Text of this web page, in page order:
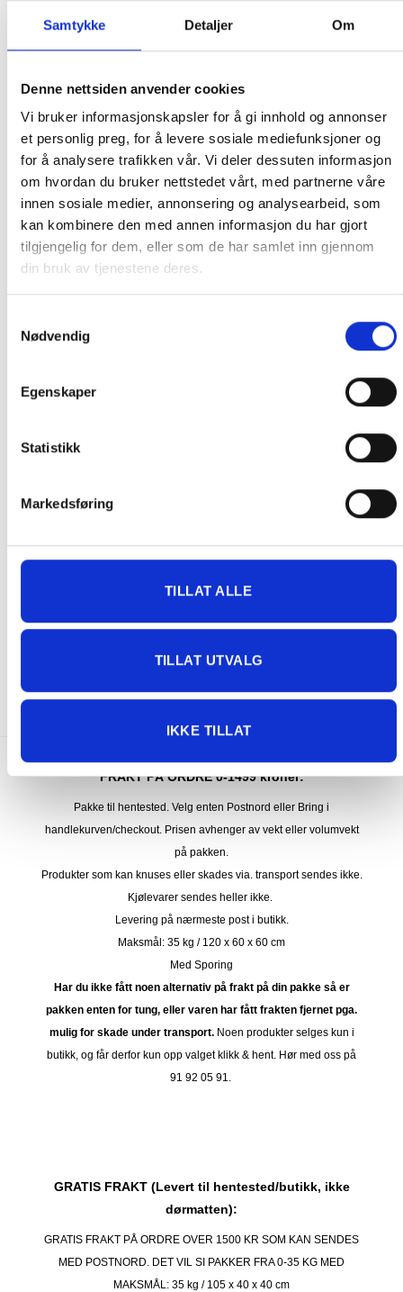
Samtykke Detaljer Om
Denne nettsiden anvender cookies
Vi bruker informasjonskapsler for å gi innhold og annonser
et personlig preg, for å levere sosiale mediefunksjoner og
for å analysere trafikken vår. Vi deler dessuten informasjon
om hvordan du bruker nettstedet vårt, med partnerne våre
innen sosiale medier, annonsering og analysearbeid, som
kan kombinere den med annen informasjon du har gjort
tilgjengelig for dem, eller som de har samlet inn gjennom
din bruk av tjenestene deres.
Nødvendig
Egenskaper
Statistikk
Markedsføring
TILLAT ALLE
TILLAT UTVALG
IKKE TILLAT
◆ Hengslet: 4-lags, firdobbelt forsterket hengsel for å
hjelpe denne mest bearbeidede delen.
◆ Varmestopperunderlag: som eliminerer varmetap.
◆ Gråthullene: i bunnen av lokket lar kondensvann renne
ut.
◆ Sømmen: Dobbeltsydd med høykvalitets limt polyester,
UV-motstand.
Husk å måle radiusen på lokket før du bestiller. Ring
RELATERTE PRODUKTER
Lokk 208×208 Grå Lokk 234×234 Grå
FRAKT PÅ ORDRE 0-1499 kroner:
Pakke til hentested. Velg enten Postnord eller Bring i
handlekurven/checkout. Prisen avhenger av vekt eller volumvekt
på pakken.
Produkter som kan knuses eller skades via. transport sendes ikke.
Kjølevarer sendes heller ikke.
Levering på nærmeste post i butikk.
Maksmål: 35 kg / 120 x 60 x 60 cm
Med Sporing
Har du ikke fått noen alternativ på frakt på din pakke så er
pakken enten for tung, eller varen har fått frakten fjernet pga.
mulig for skade under transport.Noen produkter selges kun i
butikk, og får derfor kun opp valget klikk & hent. Hør med oss på
91 92 05 91.
GRATIS FRAKT (Levert til hentested/butikk, ikke
dørmatten):
GRATIS FRAKT PÅ ORDRE OVER 1500 KR SOM KAN SENDES
MED POSTNORD. DET VIL SI PAKKER FRA 0-35 KG MED
MAKSMÅL: 35 kg / 105 x 40 x 40 cm